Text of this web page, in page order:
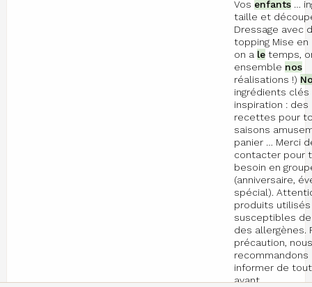
Vos enfants …
taille et
Dressage avec
topping Mise
on a le temps,
ensemble nos
réalisations !)
ingrédients clés
inspiration : des
recettes pour
saisons
panier … Merci
contacter pour
besoin en
(anniversaire,
spécial).
produits
susceptibles
des allergènes.
précaution,
recommandons
informer de
avant …